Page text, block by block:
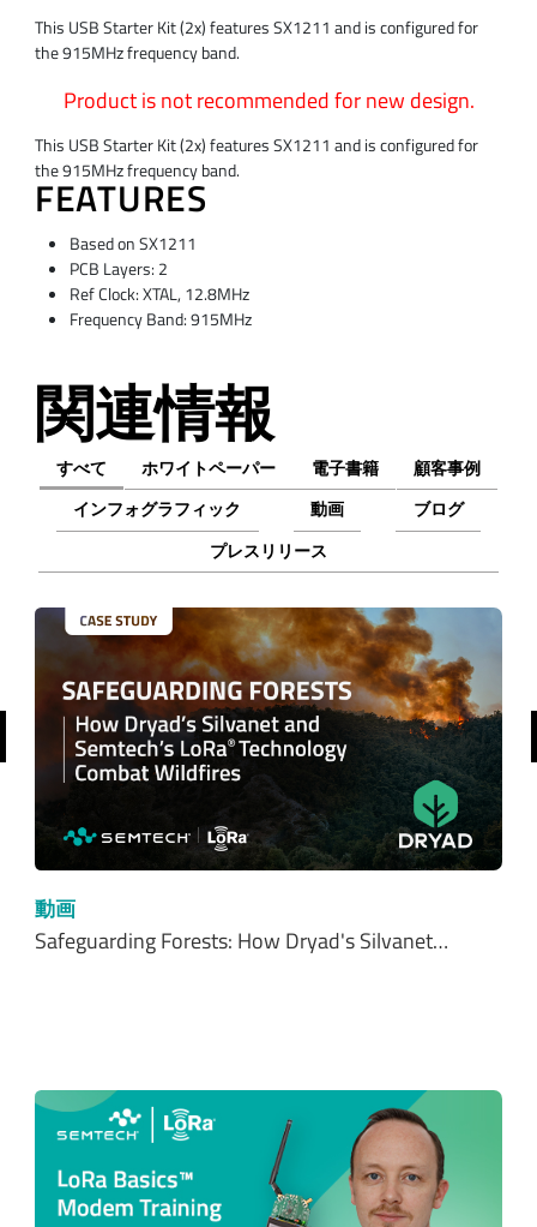
This USB Starter Kit (2x) features SX1211 and is configured for
the 915MHz frequency band.
Product is not recommended for new design.
This USB Starter Kit (2x) features SX1211 and is configured for
the 915MHz frequency band.
FEATURES
Based on SX1211
PCB Layers: 2
Ref Clock: XTAL, 12.8MHz
Frequency Band: 915MHz
関連情報
すべて ホワイトペーパー 電子書籍
顧客事例
インフォグラフィック
動画
ブログ
プレスリリース
動画
Safeguarding Forests: How Dryad's Silvanet…